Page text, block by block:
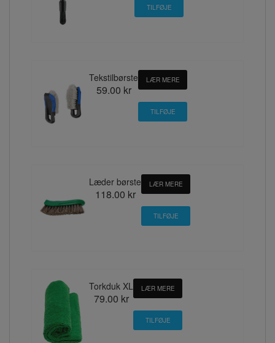
Tekstilbørste
59.00 kr
LÆR MERE
Læder børste
118.00 kr
LÆR MERE
Torkduk XL
79.00 kr
LÆR MERE